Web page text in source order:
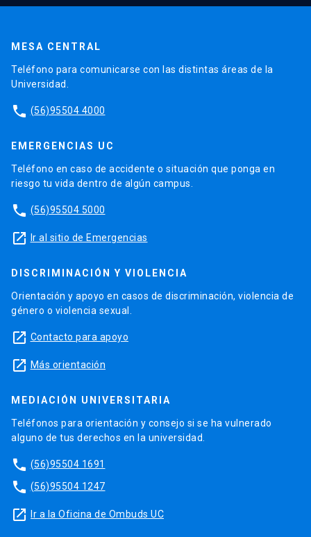
MESA CENTRAL
Teléfono para comunicarse con las distintas áreas de la
Universidad.
phone (56)95504 4000
EMERGENCIAS UC
Teléfono en caso de accidente o situación que ponga en
riesgo tu vida dentro de algún campus.
phone (56)95504 5000
launch Ir al sitio de Emergencias
DISCRIMINACIÓN Y VIOLENCIA
Orientación y apoyo en casos de discriminación, violencia de
género o violencia sexual.
launch Contacto para apoyo
launch Más orientación
MEDIACIÓN UNIVERSITARIA
Teléfonos para orientación y consejo si se ha vulnerado
alguno de tus derechos en la universidad.
phone (56)95504 1691
phone (56)95504 1247
launch Ir a la Oficina de Ombuds UC